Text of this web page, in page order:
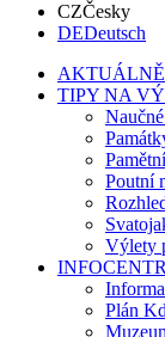
CZČesky
DEDeutsch
AKTUÁLNĚ
TIPY NA
Poutní
Výlety
Plán